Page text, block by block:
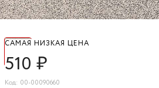
САМАЯ НИЗКАЯ ЦЕНА
510 ₽
Код: 00-00090660